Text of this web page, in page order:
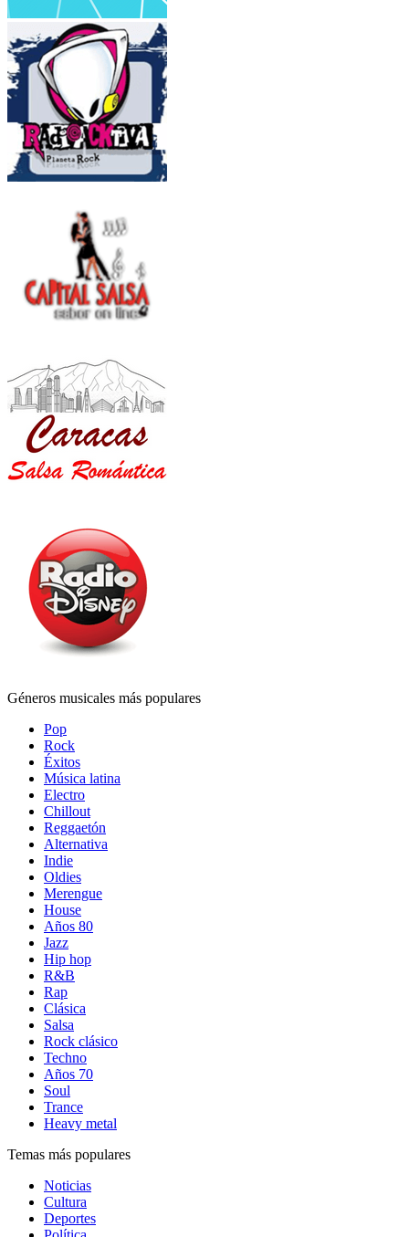
Géneros musicales más populares
Pop
Rock
Éxitos
Música latina
Electro
Chillout
Reggaetón
Alternativa
Indie
Oldies
Merengue
House
Años 80
Jazz
Hip hop
R&B
Rap
Clásica
Salsa
Rock clásico
Techno
Años 70
Soul
Trance
Heavy metal
Temas más populares
Noticias
Cultura
Deportes